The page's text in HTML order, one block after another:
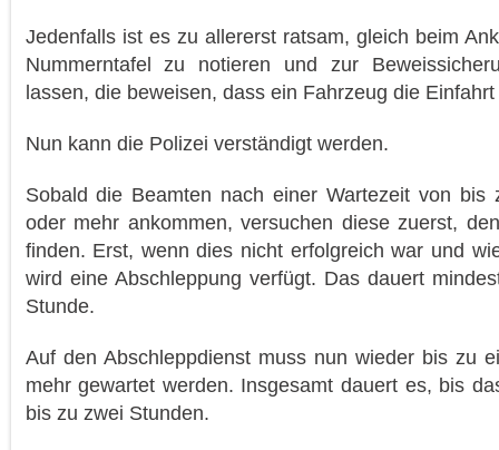
Jedenfalls ist es zu allererst ratsam, gleich beim
Nummerntafel zu notieren und zur
lassen, die beweisen, dass ein Fahrzeug die
Nun kann die Polizei verständigt werden.
Sobald die Beamten nach einer Wartezeit von bis
oder mehr ankommen, versuchen diese zuerst,
finden. Erst, wenn dies nicht erfolgreich war und
wird eine Abschleppung verfügt. Das dauert
Stunde.
Auf den Abschleppdienst muss nun wieder bis zu
mehr gewartet werden. Insgesamt dauert es, bis
bis zu zwei Stunden.